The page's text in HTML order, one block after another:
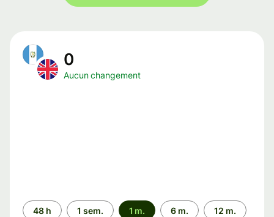
0
Aucun changement
Période
48 h 1 sem. 1 m. 6 m. 12 m.